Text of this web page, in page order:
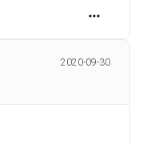
2020-09-30